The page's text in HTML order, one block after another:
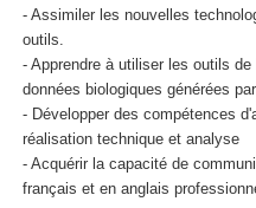
- Assimiler les nouvelles
outils.
- Apprendre à utiliser les outils
données biologiques générées
- Développer des compétences
réalisation technique et analyse
- Acquérir la capacité de
français et en anglais